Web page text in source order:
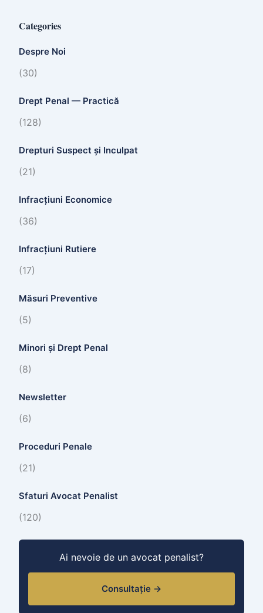
Categories
Despre Noi
(30)
Drept Penal — Practică
(128)
Drepturi Suspect și Inculpat
(21)
Infracțiuni Economice
(36)
Infracțiuni Rutiere
(17)
Măsuri Preventive
(5)
Minori și Drept Penal
(8)
Newsletter
(6)
Proceduri Penale
(21)
Sfaturi Avocat Penalist
(120)
Ai nevoie de un avocat penalist?
Consultație →